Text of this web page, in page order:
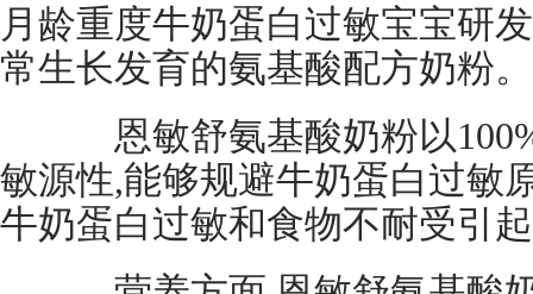
月龄重度牛奶蛋白过敏宝宝研
常生长发育的氨基酸配方奶粉。
恩敏舒氨基酸奶粉以
敏源性,能够规避牛奶蛋白过敏
牛奶蛋白过敏和食物不耐受引